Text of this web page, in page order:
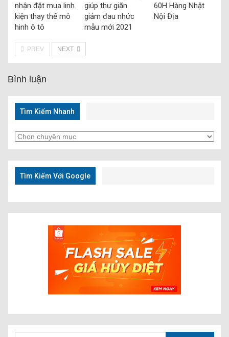
nhận đặt mua linh
kiện thay thế mô
hinh ô tô
giúp thư giãn
giảm đau nhức
mẫu mới 2021
60H Hàng Nhật
Nội Địa
PREV NEXT
Bình luận
Tìm Kiếm Nhanh
Tìm
Kiếm
Nhanh
Tìm Kiếm Với Google